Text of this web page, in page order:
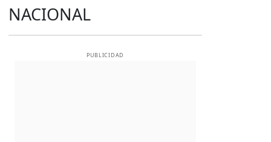
NACIONAL
PUBLICIDAD